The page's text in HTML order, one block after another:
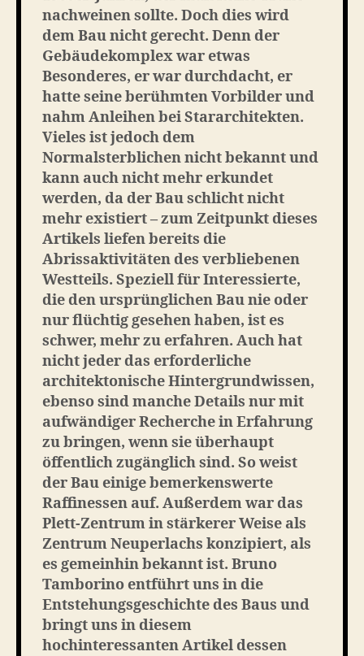
Zentrum
nachweinen sollte. Doch dies wird
dem Bau nicht gerecht. Denn der
Gebäudekomplex war etwas
Besonderes, er war durchdacht, er
hatte seine berühmten Vorbilder und
nahm Anleihen bei Stararchitekten.
Vieles ist jedoch dem
Normalsterblichen nicht bekannt und
kann auch nicht mehr erkundet
werden, da der Bau schlicht nicht
mehr existiert – zum Zeitpunkt dieses
Artikels liefen bereits die
Abrissaktivitäten des verbliebenen
Westteils. Speziell für Interessierte,
die den ursprünglichen Bau nie oder
nur flüchtig gesehen haben, ist es
schwer, mehr zu erfahren. Auch hat
nicht jeder das erforderliche
architektonische Hintergrundwissen,
ebenso sind manche Details nur mit
aufwändiger Recherche in Erfahrung
zu bringen, wenn sie überhaupt
öffentlich zugänglich sind. So weist
der Bau einige bemerkenswerte
Raffinessen auf. Außerdem war das
Plett-Zentrum in stärkerer Weise als
Zentrum Neuperlachs konzipiert, als
es gemeinhin bekannt ist. Bruno
Tamborino entführt uns in die
Entstehungsgeschichte des Baus und
bringt uns in diesem
hochinteressanten Artikel dessen